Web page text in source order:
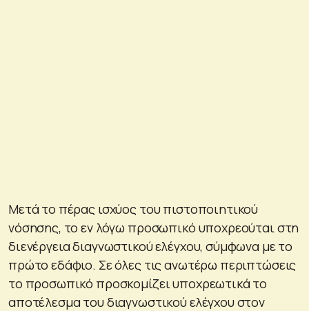
Μετά το πέρας ισχύος του πιστοποιητικού
νόσησης, το εν λόγω προσωπικό υποχρεούται στη
διενέργεια διαγνωστικού ελέγχου, σύμφωνα με το
πρώτο εδάφιο. Σε όλες τις ανωτέρω περιπτώσεις
το προσωπικό προσκομίζει υποχρεωτικά το
αποτέλεσμα του διαγνωστικού ελέγχου στον